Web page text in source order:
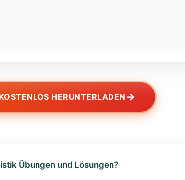
HERUNTERLADEN →
Übungen und Lösungen?